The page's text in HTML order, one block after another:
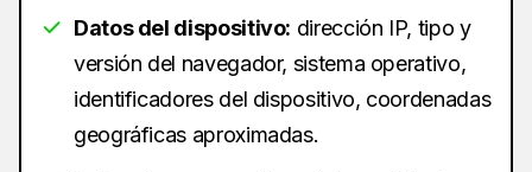
Datos del dispositivo: dirección IP, tipo y
versión del navegador, sistema operativo,
identificadores del dispositivo, coordenadas
geográficas aproximadas.